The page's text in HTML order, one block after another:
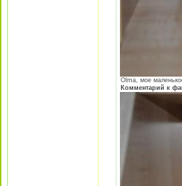
Olma, мое
Комментарий к